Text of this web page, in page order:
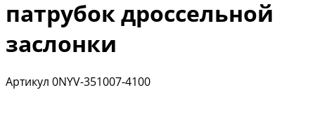
патрубок дроссельной
заслонки
Артикул 0NYV-351007-4100